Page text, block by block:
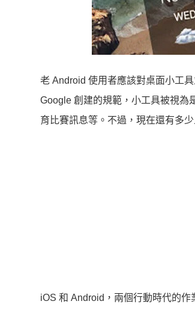
老 Android 使用者應該對桌面小工
Google 創建的規範，小工具被視為
育比賽訊息等。不過，現在還有多
iOS 和 Android，兩個行動時代的